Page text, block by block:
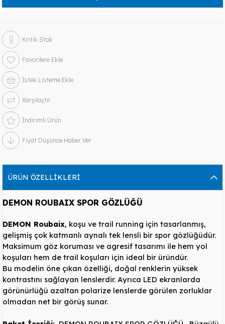
Kritik Stok
Favorilere Ekle
İstek Listeme Ekle
Karşılaştır
İndirimli Ürün
Fiyat Düşünce Haber Ver
ÜRÜN ÖZELLIKLERI
DEMON ROUBAIX SPOR GÖZLÜĞÜ
DEMON Roubaix, koşu ve trail running için tasarlanmış,
gelişmiş çok katmanlı aynalı tek lensli bir spor gözlüğüdür.
Maksimum göz koruması ve agresif tasarımı ile hem yol
koşuları hem de trail koşuları için ideal bir üründür.
Bu modelin öne çıkan özelliği, doğal renklerin yüksek
kontrastını sağlayan lenslerdir. Ayrıca LED ekranlarda
görünürlüğü azaltan polarize lenslerde görülen zorluklar
olmadan net bir görüş sunar.